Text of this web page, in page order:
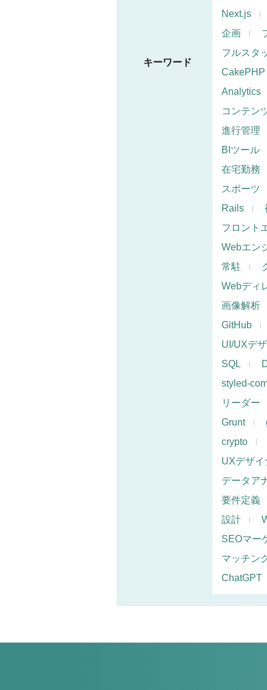
キーワード
Next.js
企画
フルスタ
CakePHP
Analytics
コンテン
進行管理
BIツール
在宅勤務
スポーツ
Rails
フロント
Webエン
常駐
Webディ
画像解析
GitHub
UI/UXデ
SQL
styled-
リーダー
Grunt
crypto
UXデザイ
データア
要件定義
設計
SEOマー
マッチン
ChatGPT